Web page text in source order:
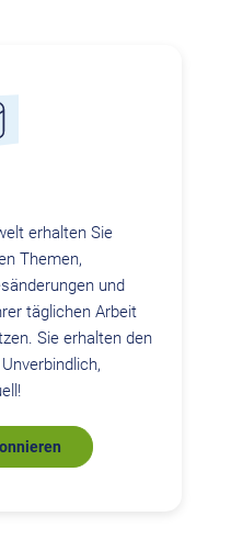
erhalten Sie
Themen,
und
täglichen Arbeit
Sie erhalten den